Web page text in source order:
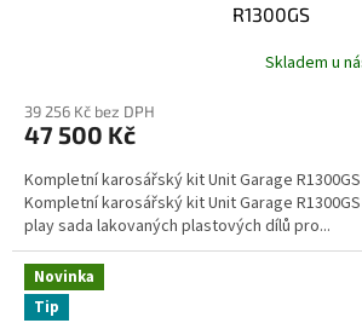
R1300GS
Skladem u
39 256 Kč bez DPH
47 500 Kč
Kompletní karosářský kit Unit Garage
Kompletní karosářský kit Unit Garage
play sada lakovaných plastových dílů pro...
Novinka
Tip